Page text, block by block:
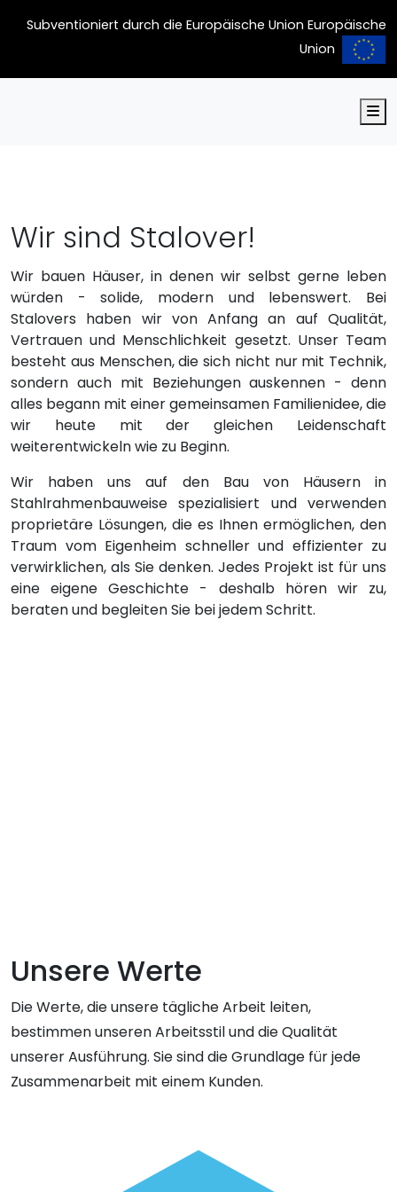
Subventioniert durch die Europäische Union Europäische
Union
Wir sind Stalover!
Wir bauen Häuser, in denen wir selbst gerne leben
würden - solide, modern und lebenswert. Bei
Stalovers haben wir von Anfang an auf Qualität,
Vertrauen und Menschlichkeit gesetzt. Unser Team
besteht aus Menschen, die sich nicht nur mit Technik,
sondern auch mit Beziehungen auskennen - denn
alles begann mit einer gemeinsamen Familienidee, die
wir heute mit der gleichen Leidenschaft
weiterentwickeln wie zu Beginn.
Wir haben uns auf den Bau von Häusern in
Stahlrahmenbauweise spezialisiert und verwenden
proprietäre Lösungen, die es Ihnen ermöglichen, den
Traum vom Eigenheim schneller und effizienter zu
verwirklichen, als Sie denken. Jedes Projekt ist für uns
eine eigene Geschichte - deshalb hören wir zu,
beraten und begleiten Sie bei jedem Schritt.
Unsere Werte
Die Werte, die unsere tägliche Arbeit leiten,
bestimmen unseren Arbeitsstil und die Qualität
unserer Ausführung. Sie sind die Grundlage für jede
Zusammenarbeit mit einem Kunden.